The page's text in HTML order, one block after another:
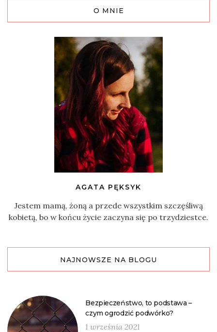
O MNIE
AGATA PĘKSYK
Jestem mamą, żoną a przede wszystkim szczęśliwą
kobietą, bo w końcu życie zaczyna się po trzydziestce.
NAJNOWSZE NA BLOGU
Bezpieczeństwo, to podstawa –
czym ogrodzić podwórko?
1 września 2021